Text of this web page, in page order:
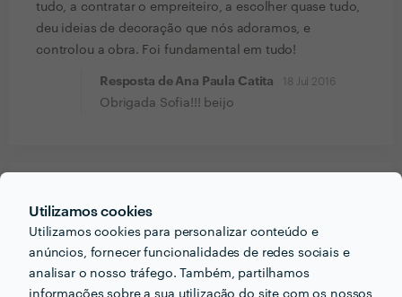
Utilizamos cookies
Utilizamos cookies para personalizar conteúdo e
anúncios, fornecer funcionalidades de redes sociais e
analisar o nosso tráfego. Também, partilhamos
informações sobre a sua utilização do site com os nossos
tudo, a contratar o empreiteiro, a escolher quase tudo,
deu ideias de decoração que nós adoramos, e
controlou a obra. Foi fundamental em tudo!
Resposta de Ana Paula Catita 18 Jul 2016
Obrigada Sofia!!! beijo